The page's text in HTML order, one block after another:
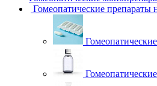
Гомеопатические